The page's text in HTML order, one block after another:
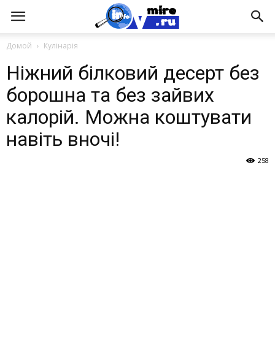
Домой Кулінарія
Ніжний білковий десерт без
борошна та без зайвих
калорій. Можна коштувати
навіть вночі!
258